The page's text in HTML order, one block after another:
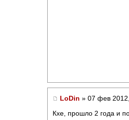
LoDin » 07 фев
Кхе, прошло 2 года и